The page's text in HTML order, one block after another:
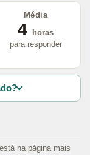
Média
4
horas
para responder
na página mais